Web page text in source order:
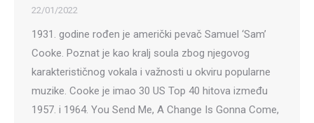
22/01/2022
1931. godine rođen je američki pevač Samuel ‘Sam’
Cooke. Poznat je kao kralj soula zbog njegovog
karakterističnog vokala i važnosti u okviru popularne
muzike. Cooke je imao 30 US Top 40 hitova između
1957. i 1964. You Send Me, A Change Is Gonna Come,